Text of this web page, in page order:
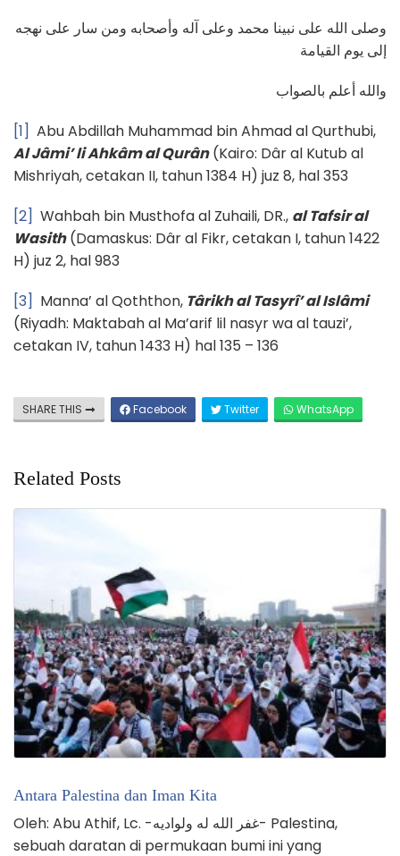
وصلى الله على نبينا محمد وعلى آله وأصحابه ومن سار على نهجه
إلى يوم القيامة
والله أعلم بالصواب
[1] Abu Abdillah Muhammad bin Ahmad al Qurthubi,
Al Jâmi’ li Ahkâm al Qurân(Kairo: Dâr al Kutub al
Mishriyah, cetakan II, tahun 1384 H) juz 8, hal 353
[2] Wahbah bin Musthofa al Zuhaili, DR., al Tafsir al
Wasith(Damaskus: Dâr al Fikr, cetakan I, tahun 1422
H) juz 2, hal 983
[3] Manna’ al Qoththon, Târikh al Tasyrî’ al Islâmi
(Riyadh: Maktabah al Ma’arif lil nasyr wa al tauzi’,
cetakan IV, tahun 1433 H) hal 135 – 136
SHARE THIS Facebook Twitter WhatsApp
Related Posts
Antara Palestina dan Iman Kita
Oleh: Abu Athif, Lc. -غفر الله له ولواديه- Palestina,
sebuah daratan di permukaan bumi ini yang